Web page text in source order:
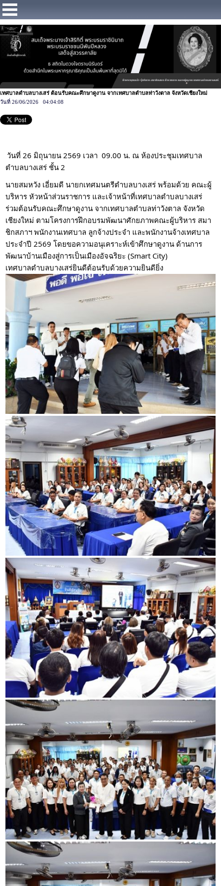
เทศบาลตำบลบางเสร่ ต้อนรับคณะศึกษาดูงาน จากเทศบาลตำบลท่าวังตาล จังหวัดเชียงใหม่
วันที่ 26/06/2026 04:04:08
วันที่ 26 มิถุนายน 2569 เวลา  09.00 น. ณ ห้องประชุมเทศบาล
ตำบลบางเสร่ ชั้น 2
นายสมหวัง เอี่ยมดี นายกเทศมนตรีตำบลบางเสร่ พร้อมด้วย คณะผู้
บริหาร หัวหน้าส่วนราชการ และเจ้าหน้าที่เทศบาลตำบลบางเสร่
ร่วมต้อนรับคณะศึกษาดูงาน จากเทศบาลตำบลท่าวังตาล จังหวัด
เชียงใหม่ ตามโครงการฝึกอบรมพัฒนาศักยภาพคณะผู้บริหาร สมา
ชิกสภาฯ พนักงานเทศบาล ลูกจ้างประจำ และพนักงานจ้างเทศบาล
ประจำปี 2569 โดยขอความอนุเคราะห์เข้าศึกษาดูงาน ด้านการ
พัฒนาบ้านเมืองสู่การเป็นเมืองอัจฉริยะ (Smart City)
เทศบาลตำบลบางเสร่ยินดีต้อนรับด้วยความยินดียิ่ง